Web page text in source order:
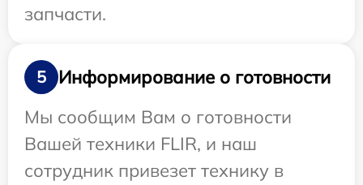
запчасти.
5
Информирование о готовности
Мы сообщим Вам о готовности
Вашей техники FLIR, и наш
сотрудник привезет технику в